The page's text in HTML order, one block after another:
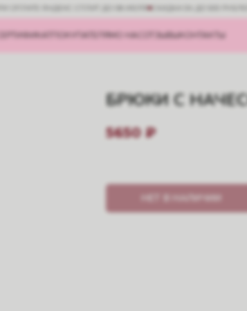
ОПЛАТЕ ЯНДЕКС СПЛИТ ДО 08 ИЮЛЯ СКИДКА 5% ДО 500
ПОКУПАТЕЛЯМ О НАС ОТЗЫВЫКОНТАКТЫ
БРЮКИ С
5650 ₽
НЕТ В НАЛИЧИИ